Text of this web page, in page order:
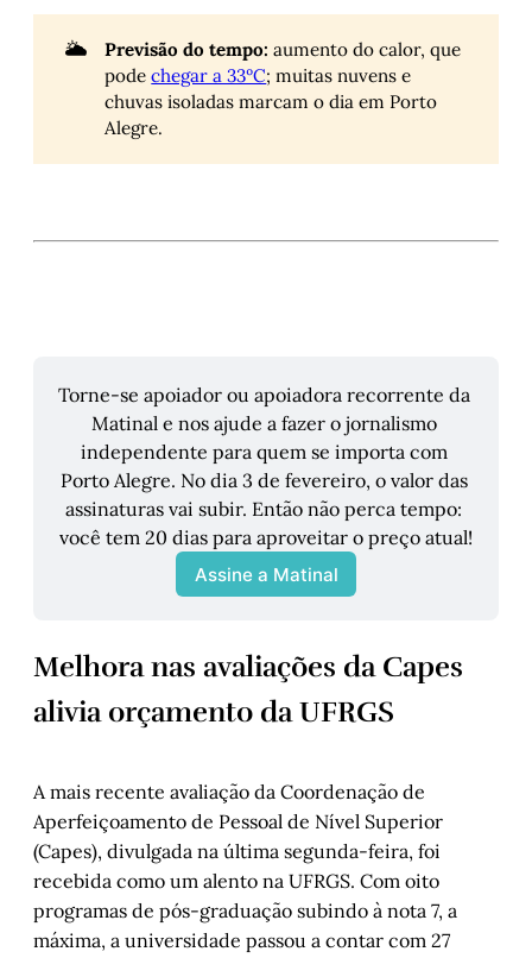
🌥️ Previsão do tempo: aumento do calor, que
podechegar a 33ºC; muitas nuvens e
chuvas isoladas marcam o dia em Porto
Alegre.
Torne-se apoiador ou apoiadora recorrente da
Matinal e nos ajude a fazer o jornalismo
independente para quem se importa com
Porto Alegre. No dia 3 de fevereiro, o valor das
assinaturas vai subir. Então não perca tempo:
você tem 20 dias para aproveitar o preço atual!
Assine a Matinal
Melhora nas avaliações da Capes
alivia orçamento da UFRGS
A mais recente avaliação da Coordenação de
Aperfeiçoamento de Pessoal de Nível Superior
(Capes), divulgada na última segunda-feira, foi
recebida como um alento na UFRGS. Com oito
programas de pós-graduação subindo à nota 7, a
máxima, a universidade passou a contar com 27